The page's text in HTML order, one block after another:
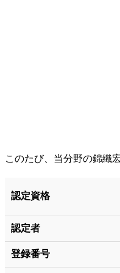
このたび、当分野の錦織
認定資格
認定者
登録番号